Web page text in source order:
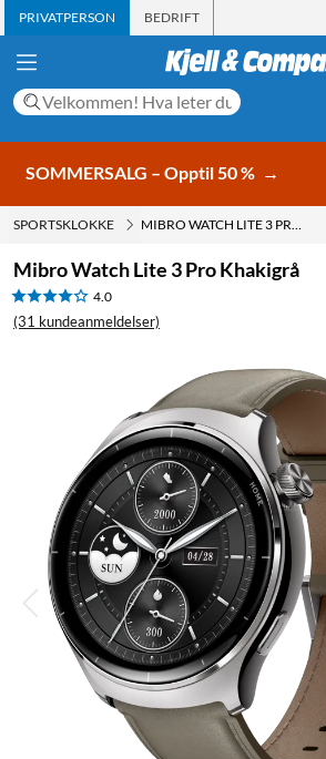
PRIVATPERSON BEDRIFT
SOMMERSALG – Opptil 50 % →
SPORTSKLOKKE MIBRO WATCH LITE 3 PRO KHAKIGRÅ
Mibro Watch Lite 3 Pro Khakigrå
4.0
(31 kundeanmeldelser)